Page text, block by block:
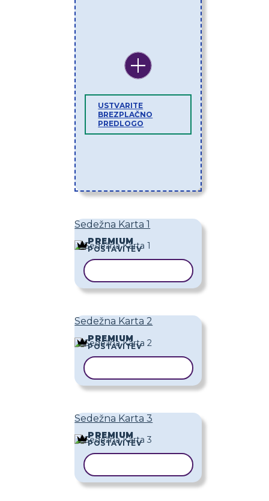
USTVARITE
BREZPLAČNO
PREDLOGO
Sedežna Karta 1
PREMIUM
POSTAVITEV
Sedežna Karta 2
PREMIUM
POSTAVITEV
Sedežna Karta 3
PREMIUM
POSTAVITEV